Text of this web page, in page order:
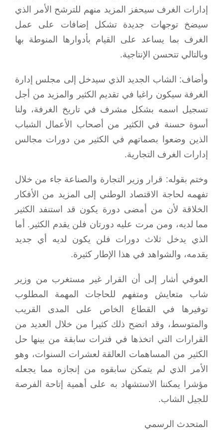
إدارات الغرف سيحفز المزيد منهم للترشح الأمر الذي
سيضخ توجهات جديدة تشكل إضافات على عمل
الغرف بما يساعد على القيام بأدوارها المنوطة بها
وبالتالي تتحسن الإنتاجية.
وأضاف: الشاب الجديد الذي سيدخل إلى مجلس إدارة
الغرفة سيكون راغبا في تقديم الكثير والمزيد من أجل
تسجيل اسمه بشكل مشرف في تاريخ الغرفة، ولنا
أسوة حسنة في الكثير من أصحاب الأعمال الشباب
الذين وضعوا بصماتهم في الكثير من دورات مجالس
إدارات الغرف التجارية.
وختم بقوله: قرار وزير التجارة والصناعة جاء من خلال
تفهمه لحاجة الاقتصاد الوطني إلى المزيد من الأفكار
الخلاقة لأن من أمضى دورة يكون قد استنفد الكثير
مما لديه، ومن مرت عليه دورتان فلن يقدم الكثير. أما
الذي يدخل ثلاث دورات فلن يكون لديه أي جديد
يقدمه، والشواهد في هذا الإطار كثيرة.
العوفي أشار إلى أن القرار غير مستغرب من وزير
شاب متعايش ومتفهم للحاجات المهمة المطلوب
توفيرها في القطاع الخاص على المدى القريب
والمتوسط، وقد اتضح ذلك كثيرا من خلال العديد من
القرارات التي اتخذها في فترات سابقة من بينها حل
الكثير من المساهمات العالقة لعشرات السنوات، وهو
الأمر الذي لم يتمكن سابقوه من إنجازه مما يجعله
مؤشرا يمكننا الاستشهاد به على أهمية إتاحة الفرصة
للجيل الشاب.
المتحدث الرسمي